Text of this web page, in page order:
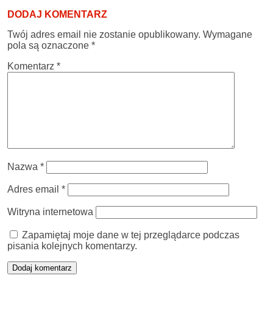
DODAJ KOMENTARZ
Twój adres email nie zostanie opublikowany. Wymagane
pola są oznaczone *
Komentarz *
Nazwa *
Adres email *
Witryna internetowa
Zapamiętaj moje dane w tej przeglądarce podczas
pisania kolejnych komentarzy.